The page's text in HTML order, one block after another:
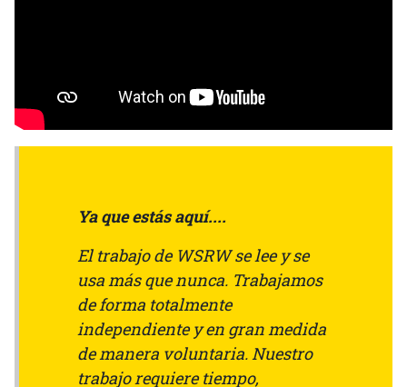
Ya que estás aquí....
El trabajo de WSRW se lee y se
usa más que nunca. Trabajamos
de forma totalmente
independiente y en gran medida
de manera voluntaria. Nuestro
trabajo requiere tiempo,